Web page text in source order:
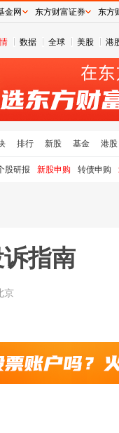
数据 全球 美股 港
排行 新股 基金 港股
股研报 新股申购 转债申购
诉指南
京
金网 东方财富证券 东方